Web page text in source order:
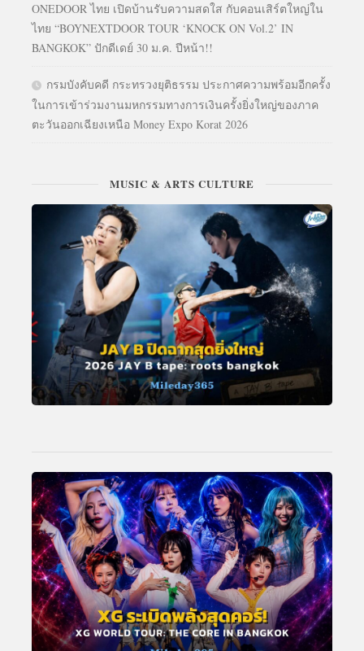
ONEDOOR ไทย เปิดบ้านรับความสดใส กับคอนเสิร์ตใหญ่ใน
ไทย “BOYNEXTDOOR TOUR ‘KNOCK ON Vol.2’ IN
BANGKOK” ปักดีเดย์ 30 ม.ค. ปีหน้า!!
กรมบังคับคดี กระทรวงยุติธรรม ประกาศความพร้อมอีกครั้ง
ในการเข้าร่วมงานมหกรรมทางการเงินครั้งยิ่งใหญ่ของภาค
ตะวันออกเฉียงเหนือ Money Expo Korat 2026
MUSIC & ARTS CULTURE